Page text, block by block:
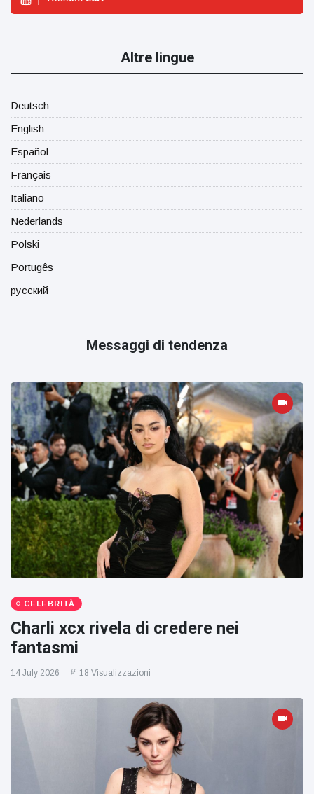
Altre lingue
Deutsch
English
Español
Français
Italiano
Nederlands
Polski
Portugês
русский
Messaggi di tendenza
CELEBRITÀ
Charli xcx rivela di credere nei
fantasmi
14 July 2026 18 Visualizzazioni